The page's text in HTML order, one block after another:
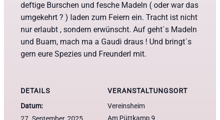
deftige Burschen und fesche Madeln ( oder war das
umgekehrt ? ) laden zum Feiern ein. Tracht ist nicht
nur erlaubt , sondern erwünscht. Auf geht`s Madeln
und Buam, mach ma a Gaudi draus ! Und bringt´s
gern eure Spezies und Freunderl mit.
DETAILS
Datum:
VERANSTALTUNGSORT
Vereinsheim
Am Püttkamp 9